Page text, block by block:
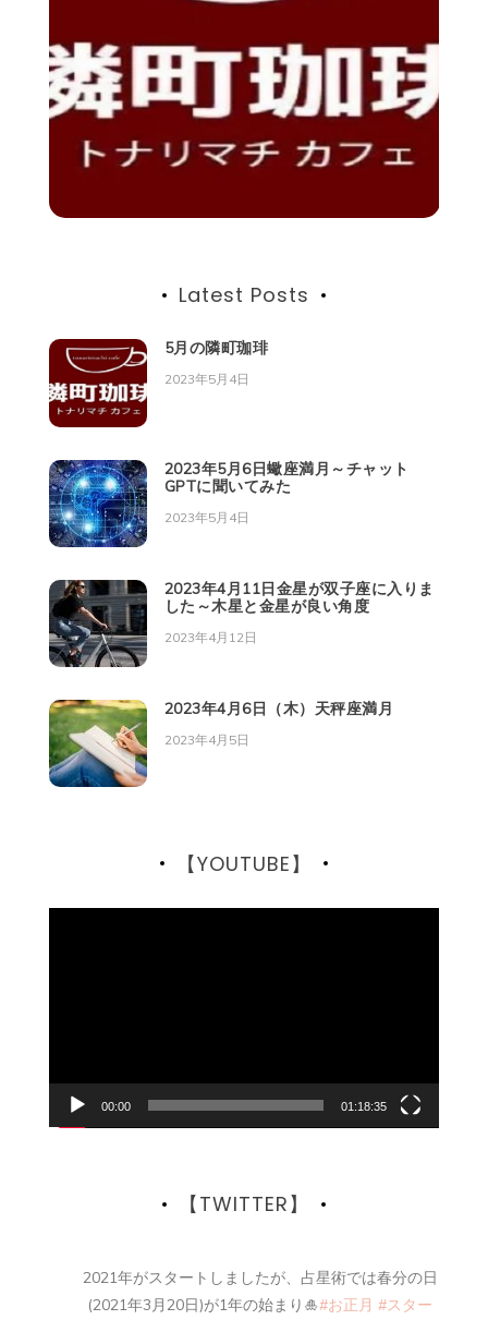
Latest Posts
5月の隣町珈琲
2023年5月4日
2023年5月6日蠍座満月～チャット
GPTに聞いてみた
2023年5月4日
2023年4月11日金星が双子座に入りま
した～木星と金星が良い角度
2023年4月12日
2023年4月6日（木）天秤座満月
2023年4月5日
【YOUTUBE】
00:00 01:18:35
【TWITTER】
2021年がスタートしましたが、占星術では春分の日
(2021年3月20日)が1年の始まり🎍#お正月 #スター